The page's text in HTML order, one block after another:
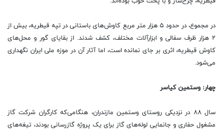
در مجموع، در حدود ۵ هزار متر مربع کاوش‌های باستانی در تپه قیطریه، بیش از
۲ هزار ظرف سفالی و ابزارآلات مختلف، کشف شدند. از بقایای گور‌ و محل‌های
کاوش قیطریه، اثری بر جای نمانده است، اما آثار آن در موزه ملی ایران نگهداری
می‌شود.
چهار: وستمین کیاسر
سال ٨٨ در نزدیکی روستای وستمین مازندران، هنگامی‌که کارگران شرکت گاز
مشغول حفاری و جانمایی لوله‌های گاز برای یک پروژه گازرسانی بودند، تیغه‌های